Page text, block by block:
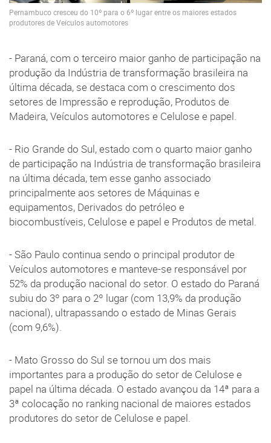
Pernambuco cresceu do 10º para o 6º lugar entre os maiores estados
produtores de Veículos automotores
- Paraná, com o terceiro maior ganho de participação na
produção da Indústria de transformação brasileira na
última década, se destaca com o crescimento dos
setores de Impressão e reprodução, Produtos de
Madeira, Veículos automotores e Celulose e papel.
- Rio Grande do Sul, estado com o quarto maior ganho
de participação na Indústria de transformação brasileira
na última década, tem esse ganho associado
principalmente aos setores de Máquinas e
equipamentos, Derivados do petróleo e
biocombustíveis, Celulose e papel e Produtos de metal.
- São Paulo continua sendo o principal produtor de
Veículos automotores e manteve-se responsável por
52% da produção nacional do setor. O estado do Paraná
subiu do 3º para o 2º lugar (com 13,9% da produção
nacional), ultrapassando o estado de Minas Gerais
(com 9,6%).
- Mato Grosso do Sul se tornou um dos mais
importantes para a produção do setor de Celulose e
papel na última década. O estado avançou da 14ª para a
3ª colocação no ranking nacional de maiores estados
produtores do setor de Celulose e papel.